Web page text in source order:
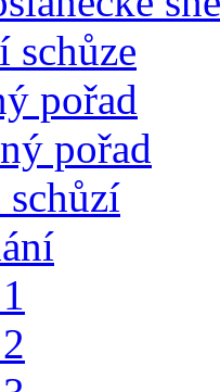
schůze
pořad
pořad
schůzí